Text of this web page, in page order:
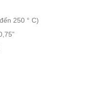
250 ° C)